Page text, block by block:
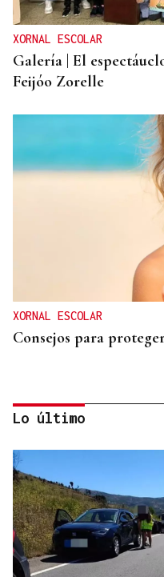
XORNAL ESCOLAR
Galería | El
Feijóo Zorelle
XORNAL ESCOLAR
Consejos para
No es un adiós, es un
Lo último